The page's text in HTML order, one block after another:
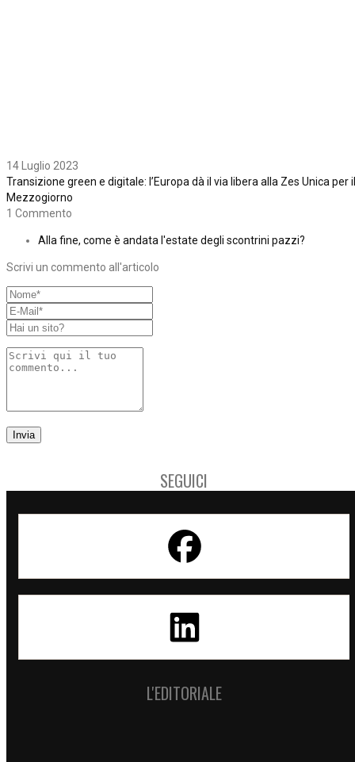
14 Luglio 2023
Transizione green e digitale: l’Europa dà il via libera alla Zes Unica per il
Mezzogiorno
1 Commento
Alla fine, come è andata l'estate degli scontrini pazzi?
Scrivi un commento all'articolo
SEGUICI
L'EDITORIALE